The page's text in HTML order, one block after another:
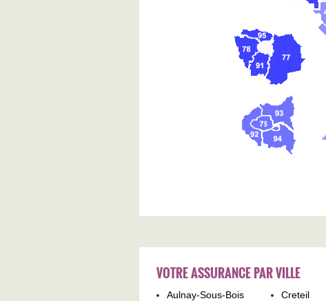
VOTRE ASSURANCE PAR VILLE
Aulnay-Sous-Bois Creteil